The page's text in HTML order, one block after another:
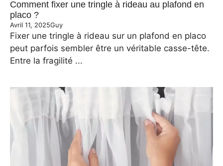
Comment fixer une tringle à rideau au plafond en
placo ?
Avril 11, 2025Guy
Fixer une tringle à rideau sur un plafond en placo
peut parfois sembler être un véritable casse-tête.
Entre la fragilité ...